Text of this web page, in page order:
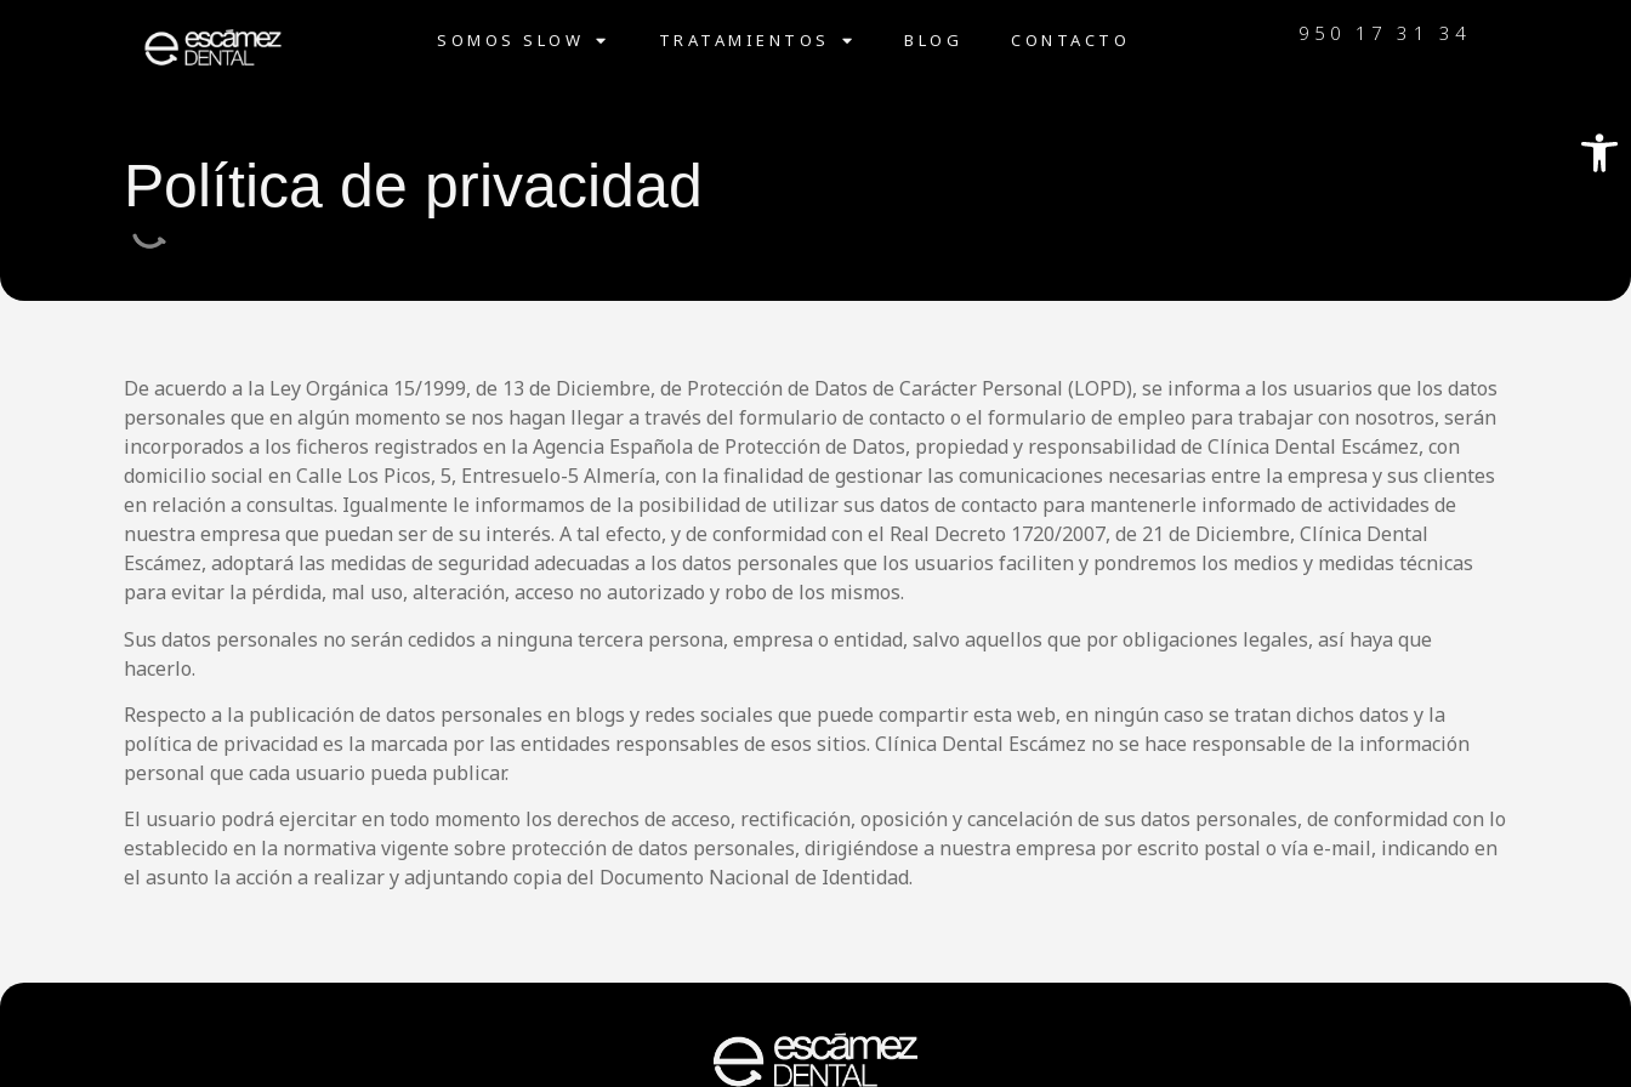
SOMOS SLOW TRATAMIENTOS BLOG CONTACTO 950 17 31 34
Política de privacidad
De acuerdo a la Ley Orgánica 15/1999, de 13 de Diciembre, de Protección de Datos de Carácter Personal (LOPD), se informa a los usuarios que los datos
personales que en algún momento se nos hagan llegar a través del formulario de contacto o el formulario de empleo para trabajar con nosotros, serán
incorporados a los ficheros registrados en la Agencia Española de Protección de Datos, propiedad y responsabilidad de Clínica Dental Escámez, con
domicilio social en Calle Los Picos, 5, Entresuelo-5 Almería, con la finalidad de gestionar las comunicaciones necesarias entre la empresa y sus clientes
en relación a consultas. Igualmente le informamos de la posibilidad de utilizar sus datos de contacto para mantenerle informado de actividades de
nuestra empresa que puedan ser de su interés. A tal efecto, y de conformidad con el Real Decreto 1720/2007, de 21 de Diciembre, Clínica Dental
Escámez, adoptará las medidas de seguridad adecuadas a los datos personales que los usuarios faciliten y pondremos los medios y medidas técnicas
para evitar la pérdida, mal uso, alteración, acceso no autorizado y robo de los mismos.
Sus datos personales no serán cedidos a ninguna tercera persona, empresa o entidad, salvo aquellos que por obligaciones legales, así haya que
hacerlo.
Respecto a la publicación de datos personales en blogs y redes sociales que puede compartir esta web, en ningún caso se tratan dichos datos y la
política de privacidad es la marcada por las entidades responsables de esos sitios. Clínica Dental Escámez no se hace responsable de la información
personal que cada usuario pueda publicar.
El usuario podrá ejercitar en todo momento los derechos de acceso, rectificación, oposición y cancelación de sus datos personales, de conformidad con lo
establecido en la normativa vigente sobre protección de datos personales, dirigiéndose a nuestra empresa por escrito postal o vía e-mail, indicando en
el asunto la acción a realizar y adjuntando copia del Documento Nacional de Identidad.